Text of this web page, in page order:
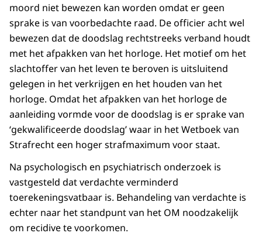
moord niet bewezen kan worden omdat er geen
sprake is van voorbedachte raad. De officier acht wel
bewezen dat de doodslag rechtstreeks verband houdt
met het afpakken van het horloge. Het motief om het
slachtoffer van het leven te beroven is uitsluitend
gelegen in het verkrijgen en het houden van het
horloge. Omdat het afpakken van het horloge de
aanleiding vormde voor de doodslag is er sprake van
‘gekwalificeerde doodslag’ waar in het Wetboek van
Strafrecht een hoger strafmaximum voor staat.
Na psychologisch en psychiatrisch onderzoek is
vastgesteld dat verdachte verminderd
toerekeningsvatbaar is. Behandeling van verdachte is
echter naar het standpunt van het OM noodzakelijk
om recidive te voorkomen.